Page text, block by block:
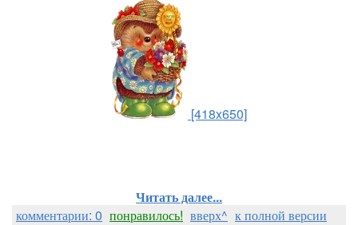
[418x650]
Читать далее...
комментарии: 0 понравилось! вверх^ к полной версии